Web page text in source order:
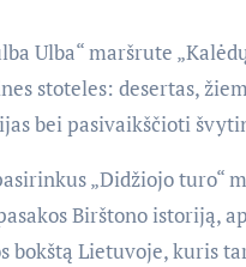
Ulba“ maršrute
stoteles: desertas,
bei pasivaikščioti
„Didžiojo turo“
Birštono istoriją,
bokštą Lietuvoje, kuris